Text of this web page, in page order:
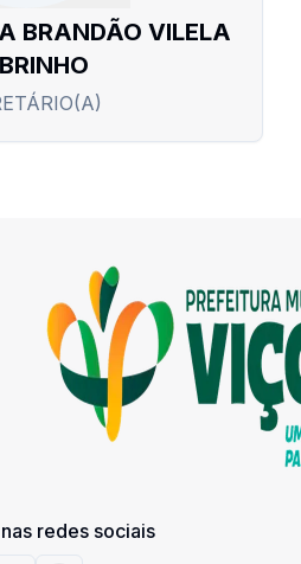
BRANDÃO VILELA
redes sociais